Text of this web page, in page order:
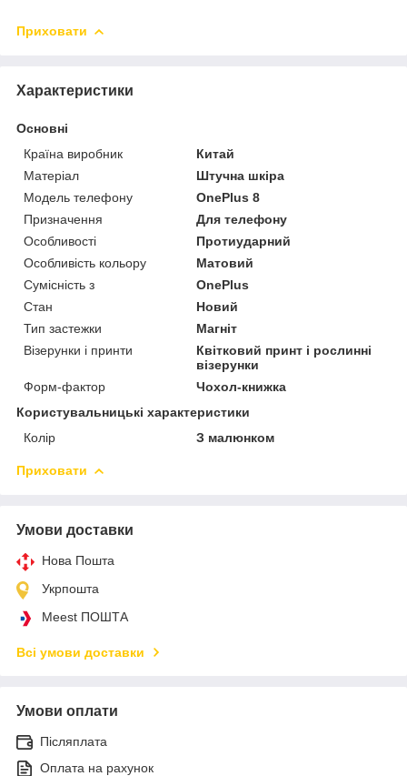
Приховати
Характеристики
Основні
Країна виробник
Китай
Матеріал
Штучна шкіра
Модель телефону
OnePlus 8
Призначення
Для телефону
Особливості
Протиударний
Особливість кольору
Матовий
Сумісність з
OnePlus
Стан
Новий
Тип застежки
Магніт
Візерунки і принти
Квітковий принт і рослинні
візерунки
Форм-фактор
Чохол-книжка
Користувальницькі характеристики
Колір
З малюнком
Приховати
Умови доставки
Нова Пошта
Укрпошта
Meest ПОШТА
Всі умови доставки
Умови оплати
Післяплата
Оплата на рахунок